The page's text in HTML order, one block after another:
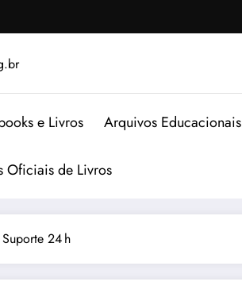
e Livros Arquivos Educacionais
Oficiais de Livros
24 h